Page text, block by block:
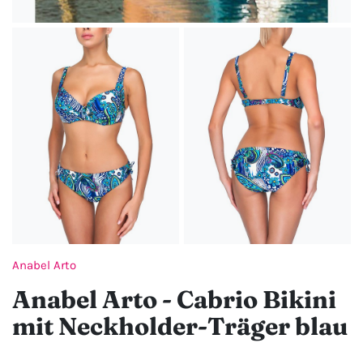
Anabel Arto
Anabel Arto - Cabrio Bikini
mit Neckholder-Träger blau